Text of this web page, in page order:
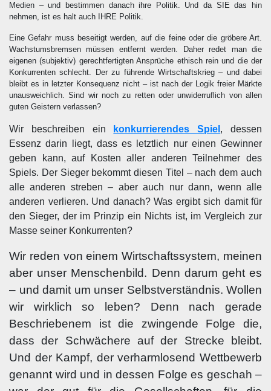
Medien – und bestimmen danach ihre Politik. Und da SIE das hin
nehmen, ist es halt auch IHRE Politik.
Eine Gefahr muss beseitigt werden, auf die feine oder die gröbere Art.
Wachstumsbremsen müssen entfernt werden. Daher redet man die
eigenen (subjektiv) gerechtfertigten Ansprüche ethisch rein und die der
Konkurrenten schlecht. Der zu führende Wirtschaftskrieg – und dabei
bleibt es in letzter Konsequenz nicht – ist nach der Logik freier Märkte
unausweichlich. Sind wir noch zu retten oder unwiderruflich von allen
guten Geistern verlassen?
Wir beschreiben ein konkurrierendes Spiel , dessen
Essenz darin liegt, dass es letztlich nur einen Gewinner
geben kann, auf Kosten aller anderen Teilnehmer des
Spiels. Der Sieger bekommt diesen Titel – nach dem auch
alle anderen streben – aber auch nur dann, wenn alle
anderen verlieren. Und danach? Was ergibt sich damit für
den Sieger, der im Prinzip ein Nichts ist, im Vergleich zur
Masse seiner Konkurrenten?
Wir reden von einem Wirtschaftssystem, meinen
aber unser Menschenbild. Denn darum geht es
– und damit um unser Selbstverständnis. Wollen
wir wirklich so leben? Denn nach gerade
Beschriebenem ist die zwingende Folge die,
dass der Schwächere auf der Strecke bleibt.
Und der Kampf, der verharmlosend Wettbewerb
genannt wird und in dessen Folge es geschah –